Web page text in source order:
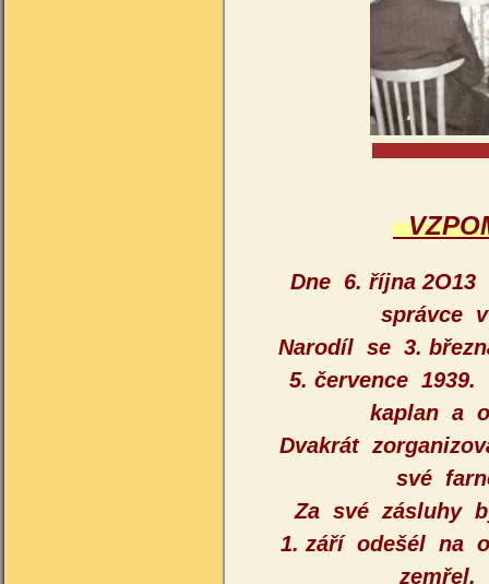
Dne 6. října
správce
Narodíl se 3.
5. července
kaplan a
Dvakrát
své
Za své zásluhy
1. září odešél na
zemřel.